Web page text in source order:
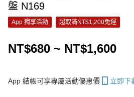
盤 N169
App 獨享活動 超取滿NT$1,200免運
NT$680 ~ NT$1,600
App 結帳可享專屬活動優惠價 立即下